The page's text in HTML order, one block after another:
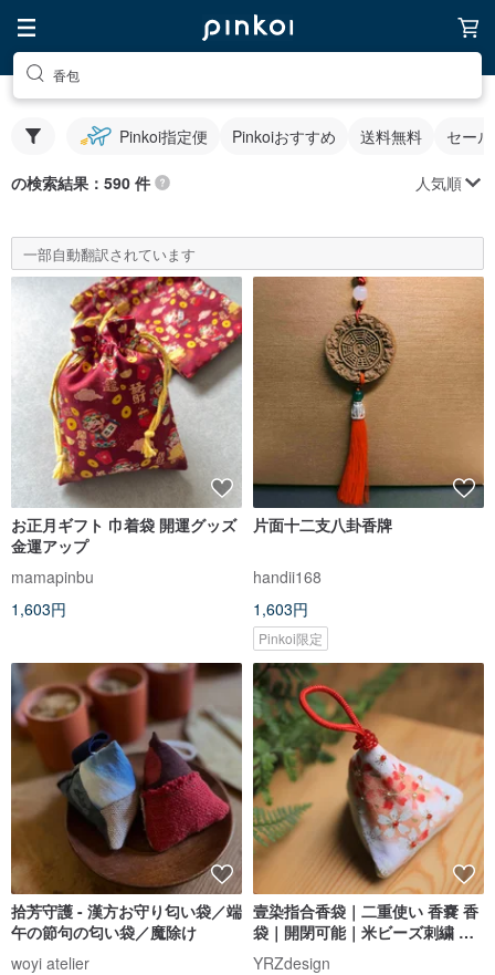
香包
Pinkoi指定便 Pinkoiおすすめ 送料無料 セー
の検索結果：590 件 人気順
一部自動翻訳されています
お正月ギフト 巾着袋 開運グッズ
金運アップ
mamapinbu
1,603円
片面十二支八卦香牌
handii168
1,603円
Pinkoi限定
拾芳守護 - 漢方お守り匂い袋／端
午の節句の匂い袋／魔除け
woyi atelier
壹染指合香袋｜二重使い 香嚢 香
袋｜開閉可能｜米ビーズ刺繍 プ
リント綿布手縫い
YRZdesign